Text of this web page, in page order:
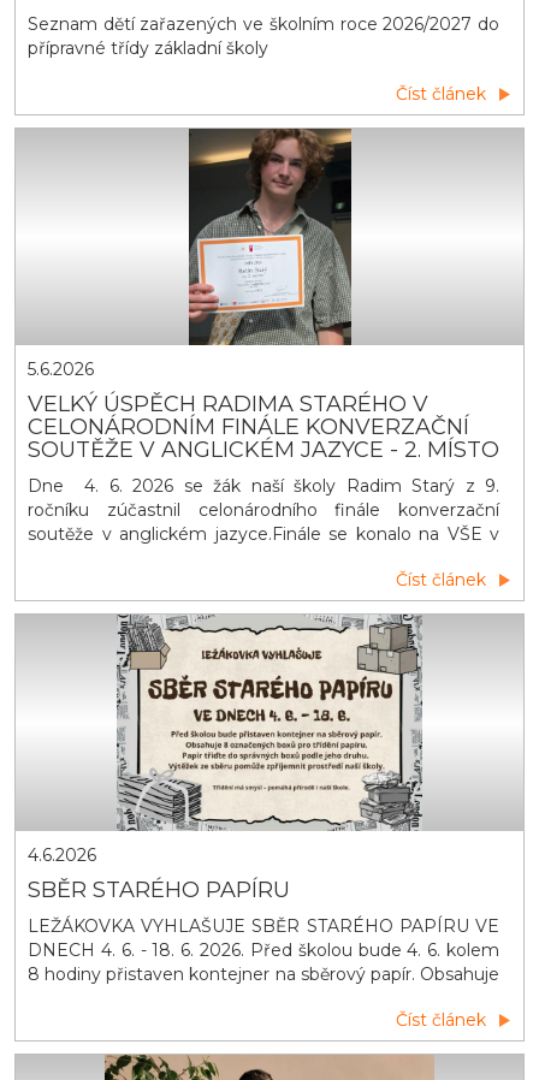
Seznam dětí zařazených ve školním roce 2026/2027 do
přípravné třídy základní školy
Číst článek
5.6.2026
VELKÝ ÚSPĚCH RADIMA STARÉHO V
CELONÁRODNÍM FINÁLE KONVERZAČNÍ
SOUTĚŽE V ANGLICKÉM JAZYCE - 2. MÍSTO
Dne 4. 6. 2026 se žák naší školy Radim Starý z 9.
ročníku zúčastnil celonárodního finále konverzační
soutěže v anglickém jazyce.Finále se konalo na VŠE v
republiky. Radim si poradil skvěle se svým tématem
Street Life a obsadil druhé místo. Patří mu obrovské
díky za reprezentace našeho okresu, regionu a hlavně
Číst článek
4.6.2026
SBĚR STARÉHO PAPÍRU
LEŽÁKOVKA VYHLAŠUJE SBĚR STARÉHO PAPÍRU VE
DNECH 4. 6. - 18. 6. 2026. Před školou bude 4. 6. kolem
8 hodiny přistaven kontejner na sběrový papír. Obsahuje
správných boxů podle jeho druhu. Výtěžek ze sběru
pomůže zpříjemnit prostředí naší školy. Třídění má
smysl – pomáhá přírodě i naší škole. D
Číst článek